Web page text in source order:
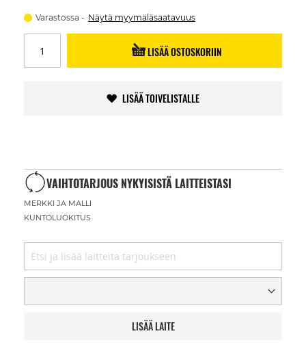
Varastossa Näytä myymäläsaatavuus
LISÄÄ OSTOSKORIIN
LISÄÄ TOIVELISTALLE
VAIHTOTARJOUS NYKYISISTÄ LAITTEISTASI
MERKKI JA MALLI
KUNTOLUOKITUS
LISÄÄ LAITE